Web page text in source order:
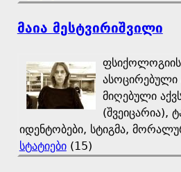
მაია მესტვირიშვილი
ფსიქოლოგიის
მიღებული
(შვეიცარია),
იდენტობები, სტიგმა,
სტატიები (15)